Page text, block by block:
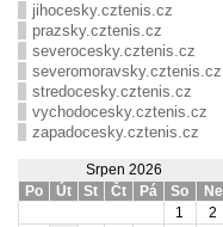
jihocesky.cztenis.cz
prazsky.cztenis.cz
severocesky.cztenis.cz
severomoravsky.cztenis.cz
stredocesky.cztenis.cz
vychodocesky.cztenis.cz
zapadocesky.cztenis.cz
Srpen 2026
Po
Út St Čt Pá So Ne
1
2